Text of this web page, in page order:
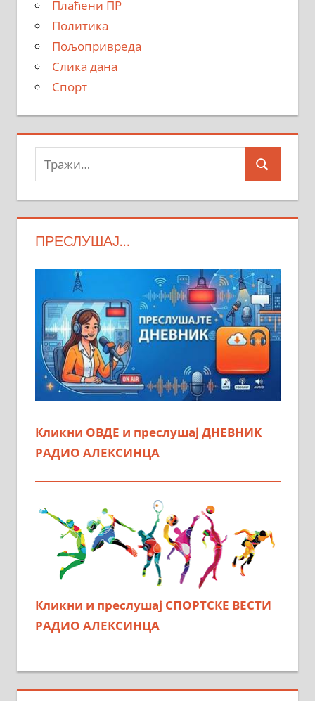
Плаћени ПР
Политика
Пољопривреда
Слика дана
Спорт
Тражи:
Search
ПРЕСЛУШАЈ…
Кликни ОВДЕ и преслушај ДНЕВНИК
РАДИО АЛЕКСИНЦА
Кликни и преслушај СПОРТСКЕ ВЕСТИ
РАДИО АЛЕКСИНЦА